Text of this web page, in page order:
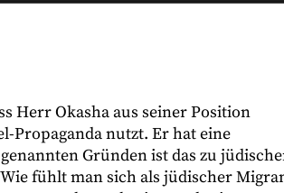
Herr Okasha aus seiner Position
Propaganda nutzt. Er hat eine
Gründen ist das zu
fühlt man sich als jüdischer